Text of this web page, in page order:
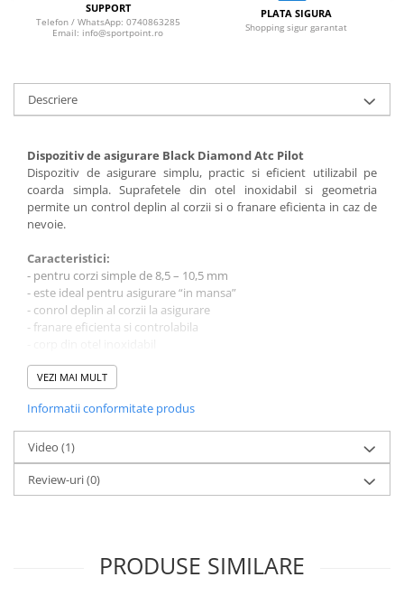
SUPPORT
Telefon / WhatsApp: 0740863285
Email: info@sportpoint.ro
PLATA SIGURA
Shopping sigur garantat
Descriere
Dispozitiv de asigurare Black DiamondAtc Pilot
Dispozitiv de asigurare simplu, practic si eficient utilizabil pe
coarda simpla. Suprafetele din otel inoxidabil si geometria
permite un control deplin al corzii si o franare eficienta in caz de
nevoie.
Caracteristici:
- pentru corzi simple de 8,5 – 10,5 mm
- este ideal pentru asigurare “in mansa”
- conrol deplin al corzii la asigurare
- franare eficienta si controlabila
- suprafete ergonomice
- greutate: 92 gr.
NOTA: Carabinierele din poze au caracter informativ, nu sunt
incluse in pret !
VEZI MAI MULT
Informatii conformitate produs
Video (1)
Review-uri(0)
PRODUSE SIMILARE